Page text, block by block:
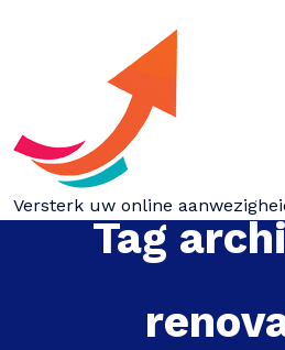
Versterk uw online
Tag